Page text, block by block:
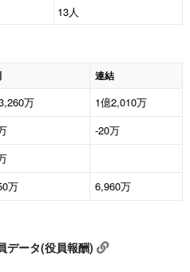
13人
連結
万 1億2,010万
-20万
万 6,960万
データ(役員報酬)